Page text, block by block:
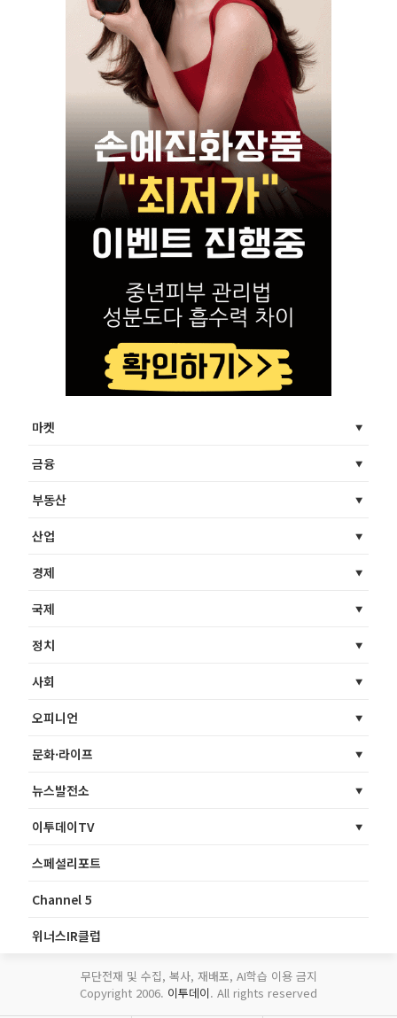
마켓
금융
부동산
산업
경제
국제
정치
사회
오피니언
문화·라이프
뉴스발전소
이투데이TV
스페셜리포트
Channel 5
위너스IR클럽
무단전재 및 수집, 복사, 재배포, AI학습 이용 금지
Copyright 2006. 이투데이. All rights reserved